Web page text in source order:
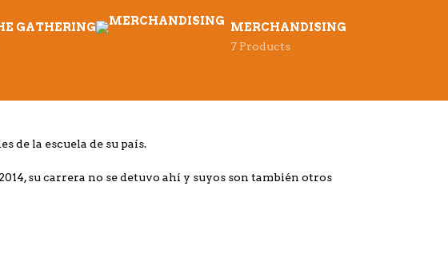
GATHERING
MERCHANDISING
7 Products
de la escuela de su país.
su carrera no se detuvo ahí y suyos son también otros